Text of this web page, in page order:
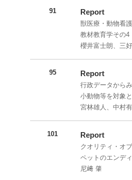
91 Report
獣医療・動物看
教材教育学その
櫻井富士朗、三
95 Report
行政データから
小動物等を対象
宮林雄人、中村
101 Report
クオリティ・オ
ペットのエンデ
尼﨑 肇